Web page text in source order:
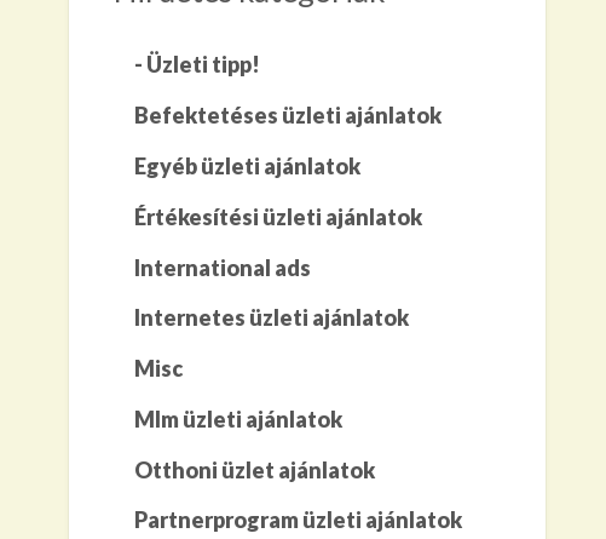
- Üzleti tipp!
Befektetéses üzleti ajánlatok
Egyéb üzleti ajánlatok
Értékesítési üzleti ajánlatok
International ads
Internetes üzleti ajánlatok
Misc
Mlm üzleti ajánlatok
Otthoni üzlet ajánlatok
Partnerprogram üzleti ajánlatok